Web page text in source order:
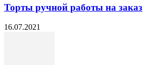
Торты ручной работы на заказ
16.07.2021